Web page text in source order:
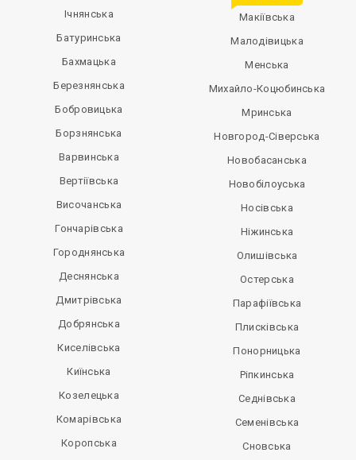
Ічнянська
Батуринська
Бахмацька
Березнянська
Бобровицька
Борзнянська
Варвинська
Вертіївська
Височанська
Гончарівська
Городнянська
Деснянська
Дмитрівська
Добрянська
Киселівська
Киїнська
Козелецька
Комарівська
Коропська
Макіївська
Малодівицька
Менська
Михайло-Коцюбинська
Мринська
Новгород-Сіверська
Новобасанська
Новобілоуська
Носівська
Ніжинська
Олишівська
Остерська
Парафіївська
Плисківська
Понорницька
Ріпкинська
Седнівська
Семенівська
Сновська